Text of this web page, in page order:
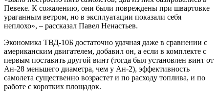
Певеке. К сожалению, они были повреждены при швартовке
ураганным ветром, но в эксплуатации показали себя
неплохо», – рассказал Павел Ненастьев.
Экономика ТВД-10Б достаточно удачная даже в сравнении с
американским двигателем, добавил он, а если в комплекте с
первым поставить другой винт (тогда был установлен винт от
Ан-28 меньшего диаметра, чем у Ан-2), эффективность
самолета существенно возрастет и по расходу топлива, и по
работе с коротких площадок.